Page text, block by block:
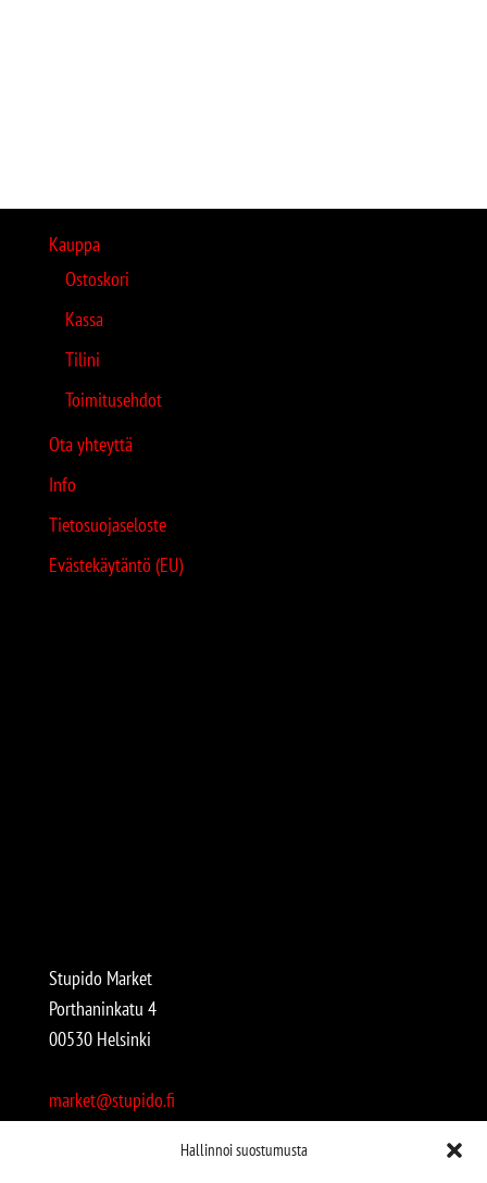
Hallinnoi suostumusta
Kauppa
Ostoskori
Kassa
Tilini
Toimitusehdot
Ota yhteyttä
Info
Tietosuojaseloste
Evästekäytäntö (EU)
Stupido Market
Porthaninkatu 4
00530 Helsinki
market@stupido.fi